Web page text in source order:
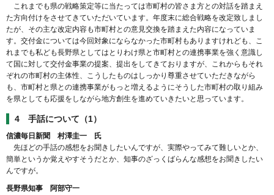
これまでも県の戦略策定等に当たっては市町村の皆さま方との対話を踏まえ
た方向付けをさせてきていただいています。年度末に総合戦略を改定致しまし
たが、その主な改定内容も市町村との意見交換を踏まえた内容になっていま
す。交付金については今回対象にならなかった市町村もありますけれども、こ
れまでも私ども長野県としてはとりわけ県と市町村との連携事業を強く意識し
て国に対して交付金事業の提案、提出をしてきておりますが、これからもそれ
ぞれの市町村の主体性、こうしたものはしっかり尊重させていただきながら
も、市町村と県との連携事業がもっと増えるようにそうした市町村の取り組み
を県としても応援をしながら地方創生を進めていきたいと思っています。
4 手話について（1）
信濃毎日新聞 村澤圭一 氏
先ほどの手話の感想をお聞きしたいんですが、実際やってみて難しいとか、
簡単というか覚えやすそうだとか、知事のざっくばらんな感想をお聞きしたい
んですが。
長野県知事 阿部守一